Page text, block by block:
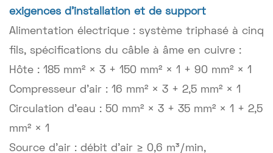
exigences d'installation et de support
Alimentation électrique : système triphasé à cinq
fils, spécifications du câble à âme en cuivre :
Hôte : 185 mm² × 3 + 150 mm² × 1 + 90 mm² × 1
Compresseur d'air : 16 mm² × 3 + 2,5 mm² × 1
Circulation d'eau : 50 mm² × 3 + 35 mm² × 1 + 2,5
mm² × 1
Source d'air : débit d'air ≥ 0,6 m³/min,